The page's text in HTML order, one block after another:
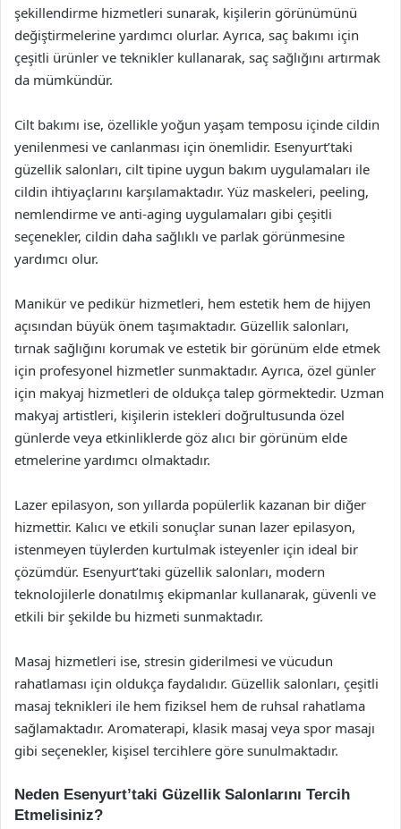
şekillendirme hizmetleri sunarak, kişilerin görünümünü
değiştirmelerine yardımcı olurlar. Ayrıca, saç bakımı için
çeşitli ürünler ve teknikler kullanarak, saç sağlığını artırmak
da mümkündür.
Cilt bakımı ise, özellikle yoğun yaşam temposu içinde cildin
yenilenmesi ve canlanması için önemlidir. Esenyurt’taki
güzellik salonları, cilt tipine uygun bakım uygulamaları ile
cildin ihtiyaçlarını karşılamaktadır. Yüz maskeleri, peeling,
nemlendirme ve anti-aging uygulamaları gibi çeşitli
seçenekler, cildin daha sağlıklı ve parlak görünmesine
yardımcı olur.
Manikür ve pedikür hizmetleri, hem estetik hem de hijyen
açısından büyük önem taşımaktadır. Güzellik salonları,
tırnak sağlığını korumak ve estetik bir görünüm elde etmek
için profesyonel hizmetler sunmaktadır. Ayrıca, özel günler
için makyaj hizmetleri de oldukça talep görmektedir. Uzman
makyaj artistleri, kişilerin istekleri doğrultusunda özel
günlerde veya etkinliklerde göz alıcı bir görünüm elde
etmelerine yardımcı olmaktadır.
Lazer epilasyon, son yıllarda popülerlik kazanan bir diğer
hizmettir. Kalıcı ve etkili sonuçlar sunan lazer epilasyon,
istenmeyen tüylerden kurtulmak isteyenler için ideal bir
çözümdür. Esenyurt’taki güzellik salonları, modern
teknolojilerle donatılmış ekipmanlar kullanarak, güvenli ve
etkili bir şekilde bu hizmeti sunmaktadır.
Masaj hizmetleri ise, stresin giderilmesi ve vücudun
rahatlaması için oldukça faydalıdır. Güzellik salonları, çeşitli
masaj teknikleri ile hem fiziksel hem de ruhsal rahatlama
sağlamaktadır. Aromaterapi, klasik masaj veya spor masajı
gibi seçenekler, kişisel tercihlere göre sunulmaktadır.
Neden Esenyurt’taki Güzellik Salonlarını Tercih
Etmelisiniz?